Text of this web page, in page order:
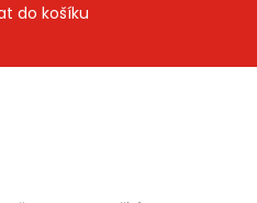
do košíku